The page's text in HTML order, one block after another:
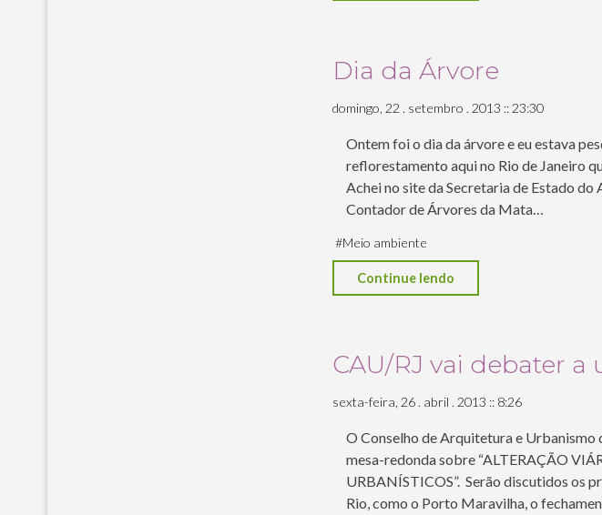
corta
a
seringueira
da
avenida
Amaro."
Dia da Árvore
domingo, 22 . setembro . 2013 :: 23:30
Ontem foi o dia da árvore e eu estava
reflorestamento aqui no Rio de Janeiro
Achei no site da Secretaria de Estado do
Contador de Árvores da Mata…
#Meio ambiente
Continue lendo
CAU/RJ vai debater
sexta-feira, 26 . abril . 2013 :: 8:26
O Conselho de Arquitetura e Urbanismo
mesa-redonda sobre “ALTERAÇÃO
URBANÍSTICOS”. Serão discutidos os
Rio, como o Porto Maravilha, o